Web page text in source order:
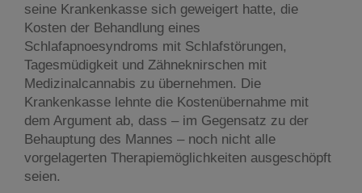
seine Krankenkasse sich geweigert hatte, die
Kosten der Behandlung eines
Schlafapnoesyndroms mit Schlafstörungen,
Tagesmüdigkeit und Zähneknirschen mit
Medizinalcannabis zu übernehmen. Die
Krankenkasse lehnte die Kostenübernahme mit
dem Argument ab, dass – im Gegensatz zu der
Behauptung des Mannes – noch nicht alle
vorgelagerten Therapiemöglichkeiten ausgeschöpft
seien.